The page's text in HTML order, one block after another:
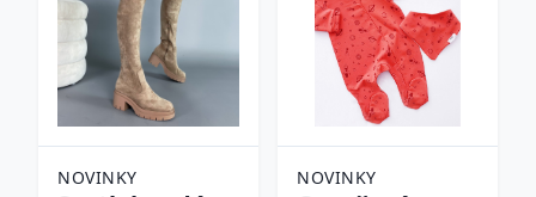
NOVINKY NOVINKY